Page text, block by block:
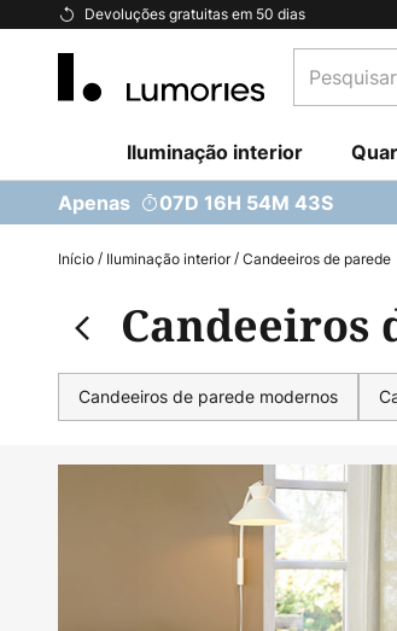
Devoluções gratuitas em 50 dias
Ir
Conteúdo
um
uma
categoria...
Iluminação interior
Apenas 07D 16H 54M 41S
Início Iluminação interior Candeeiros de parede
Candeeiros
Candeeiros de parede modernos